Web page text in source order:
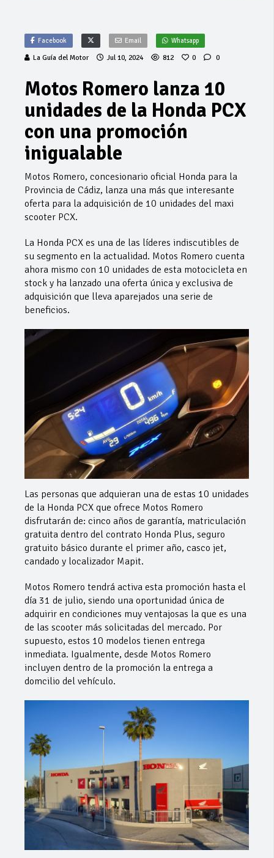
Facebook Email Whatsapp
La Guía del Motor Jul 10, 2024 812 0 0
Motos Romero lanza 10
unidades de la Honda PCX
con una promoción
inigualable
Motos Romero, concesionario oficial Honda para la
Provincia de Cádiz, lanza una más que interesante
oferta para la adquisición de 10 unidades del maxi
scooter PCX.
La Honda PCX es una de las líderes indiscutibles de
su segmento en la actualidad. Motos Romero cuenta
ahora mismo con 10 unidades de esta motocicleta en
stock y ha lanzado una oferta única y exclusiva de
adquisición que lleva aparejados una serie de
beneficios.
Las personas que adquieran una de estas 10 unidades
de la Honda PCX que ofrece Motos Romero
disfrutarán de: cinco años de garantía, matriculación
gratuita dentro del contrato Honda Plus, seguro
gratuito básico durante el primer año, casco jet,
candado y localizador Mapit.
Motos Romero tendrá activa esta promoción hasta el
día 31 de julio, siendo una oportunidad única de
adquirir en condiciones muy ventajosas la que es una
de las scooter más solicitadas del mercado. Por
supuesto, estos 10 modelos tienen entrega
inmediata. Igualmente, desde Motos Romero
incluyen dentro de la promoción la entrega a
domcilio del vehículo.